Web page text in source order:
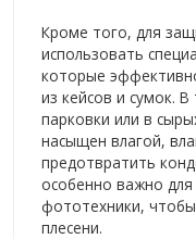
Кроме того, для
использовать
которые
из кейсов и сумок.
парковки или в
насыщен влагой,
предотвратить
особенно важно
фототехники,
плесени.